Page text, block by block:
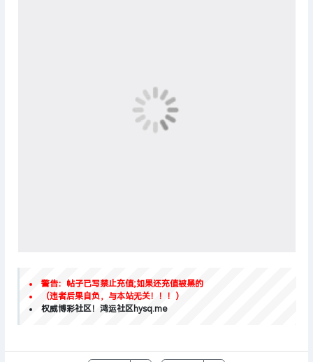
警告：帖子已写禁止充值;如果还充值被黑的
（违者后果自负，与本站无关！！！）
权威博彩社区！鸿运社区hysq.me